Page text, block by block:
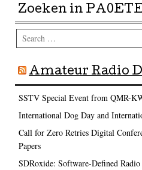
Zoeken in
Search
Amateur Radio
SSTV Special Event from QMR-
International Dog Day and
Call for Zero Retries Digital
Papers
SDRoxide: Software-Defined Radio